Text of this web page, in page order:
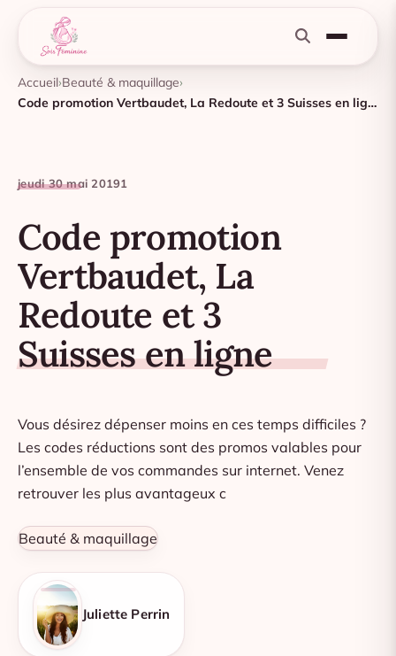
Accueil Beauté & maquillage
Code promotion Vertbaudet, La Redoute et 3 Suisses en ligne
jeudi 30 mai 20191
Code promotion
Vertbaudet, La
Redoute et 3
Suisses en ligne
Vous désirez dépenser moins en ces temps difficiles ?
Les codes réductions sont des promos valables pour
l’ensemble de vos commandes sur internet. Venez
retrouver les plus avantageux c
Beauté & maquillage
Juliette Perrin